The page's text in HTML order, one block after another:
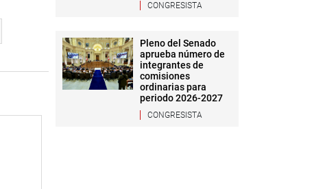
CONGRESISTA
Pleno del Senado
aprueba número de
integrantes de
comisiones
ordinarias para
periodo 2026-2027
CONGRESISTA